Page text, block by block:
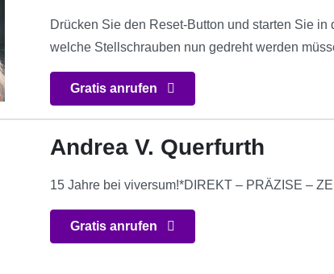
Drücken Sie den Reset-Button und starten Sie
welche Stellschrauben nun gedreht werden
Gratis anrufen
Andrea V. Querfurth
15 Jahre bei viversum!*DIREKT – PRÄZISE –
Gratis anrufen